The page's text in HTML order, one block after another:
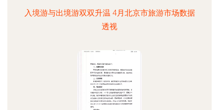
入境游与出境游双双升温 4月北京市旅游市场数据
透视